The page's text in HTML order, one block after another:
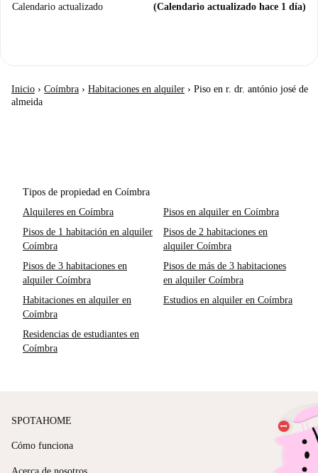
Calendario actualizado (Calendario actualizado hace 1 día)
Inicio › Coímbra › Habitaciones en alquiler › Piso en r. dr. antónio josé de
almeida
Tipos de propiedad en Coímbra
Alquileres en Coímbra
Pisos en alquiler en Coímbra
Pisos de 1 habitación en alquiler
Coímbra
Pisos de 2 habitaciones en
alquiler Coímbra
Pisos de 3 habitaciones en
alquiler Coímbra
Pisos de más de 3 habitaciones
en alquiler Coímbra
Habitaciones en alquiler en
Coímbra
Estudios en alquiler en Coímbra
Residencias de estudiantes en
Coímbra
SPOTAHOME
Cómo funciona